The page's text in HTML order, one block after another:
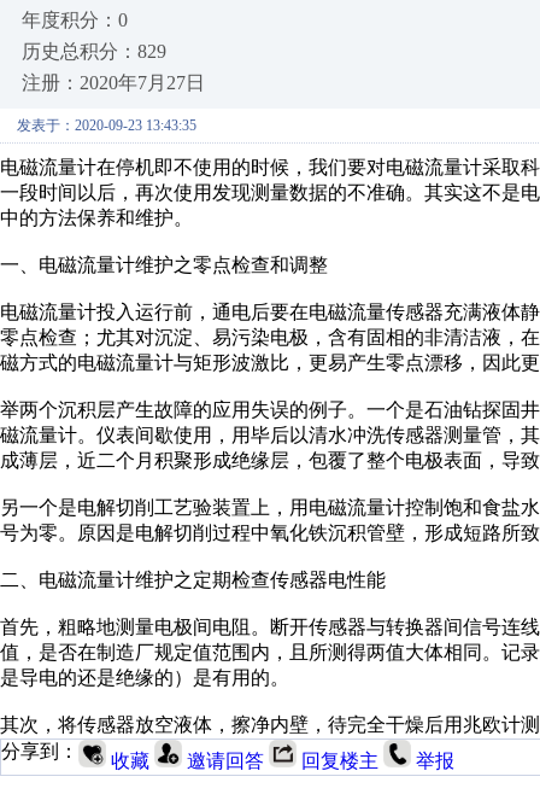
年度积分：0
历史总积分：829
注册：2020年7月27日
发表于：2020-09-23 13:43:35
电磁流量计在停机即不使用的时候，我们要对电磁流量计采取
一段时间以后，再次使用发现测量数据的不准确。其实这不是
中的方法保养和维护。
一、电磁流量计维护之零点检查和调整
电磁流量计投入运行前，通电后要在电磁流量传感器充满液体
零点检查；尤其对沉淀、易污染电极，含有固相的非清洁液，
磁方式的电磁流量计与矩形波激比，更易产生零点漂移，因此
举两个沉积层产生故障的应用失误的例子。一个是石油钻探固
磁流量计。仪表间歇使用，用毕后以清水冲洗传感器测量管，
成薄层，近二个月积聚形成绝缘层，包覆了整个电极表面，导
另一个是电解切削工艺验装置上，用电磁流量计控制饱和食盐
号为零。原因是电解切削过程中氧化铁沉积管壁，形成短路所
二、电磁流量计维护之定期检查传感器电性能
首先，粗略地测量电极间电阻。断开传感器与转换器间信号连
值，是否在制造厂规定值范围内，且所测得两值大体相同。记
是导电的还是绝缘的）是有用的。
其次，将传感器放空液体，擦净内壁，待完全干燥后用兆欧计
分享到：
收藏 邀请回答 回复楼主 举报